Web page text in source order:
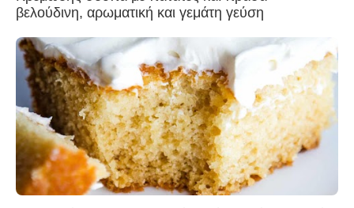
βελούδινη, αρωματική και γεμάτη γεύση